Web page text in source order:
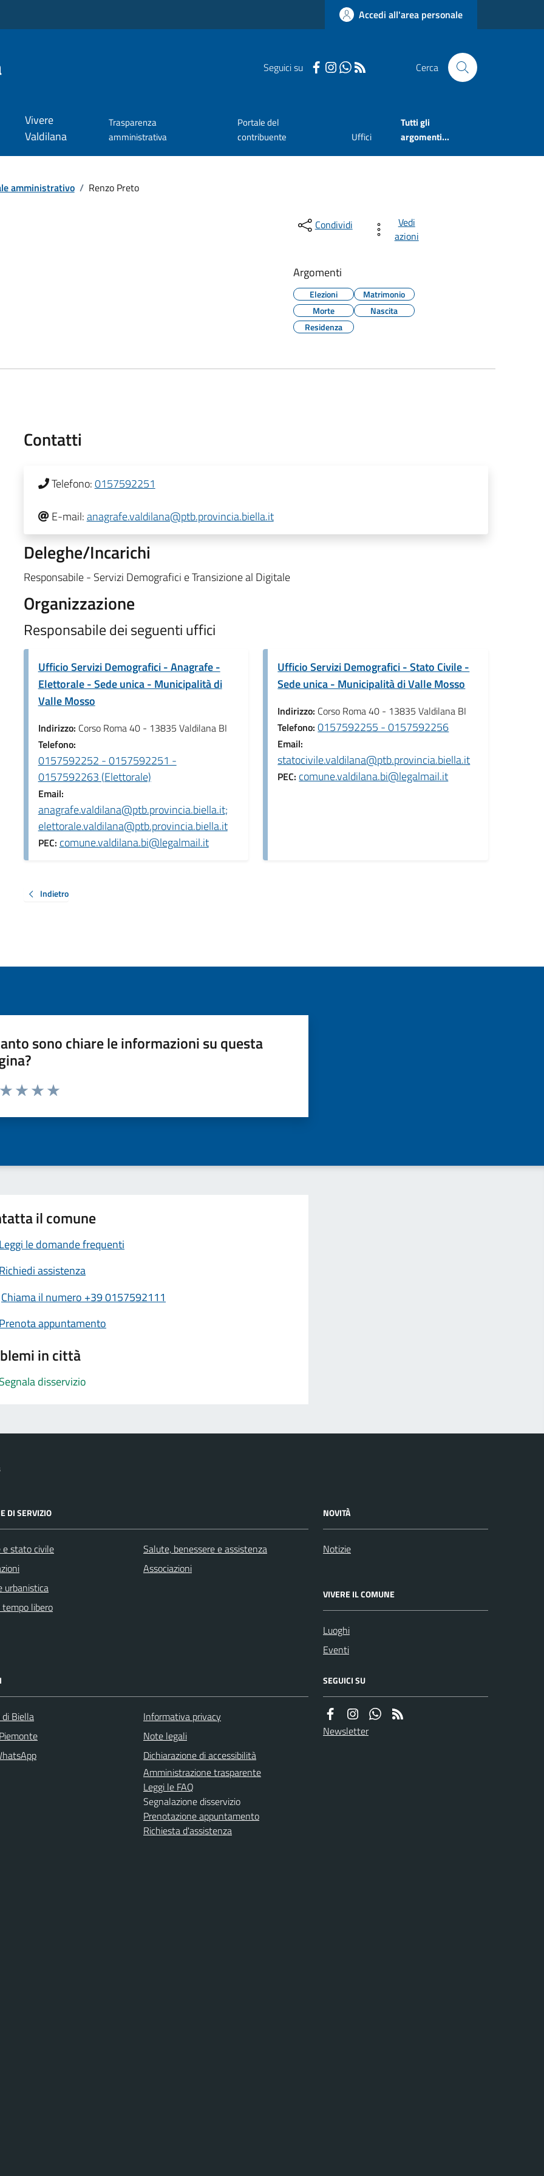
Accedi all'area personale
Seguici su Cerca
Vivere
Valdilana
Trasparenza
amministrativa
Portale del
contribuente
Uffici
Tutti gli
argomenti...
amministrativo / Renzo Preto
Condividi
Vedi
azioni
Argomenti
Elezioni
Matrimonio
Morte
Nascita
Residenza
Contatti
Telefono:0157592251
E-mail:anagrafe.valdilana@ptb.provincia.biella.it
Deleghe/Incarichi
Responsabile - Servizi Demografici e Transizione al Digitale
Organizzazione
Responsabile dei seguenti uffici
Ufficio Servizi Demografici - Anagrafe -
Elettorale - Sede unica - Municipalità di
Valle Mosso
Indirizzo: Corso Roma 40 - 13835 Valdilana BI
Telefono:
0157592252 - 0157592251 -
0157592263 (Elettorale)
Email:
anagrafe.valdilana@ptb.provincia.biella.it;
elettorale.valdilana@ptb.provincia.biella.it
PEC: comune.valdilana.bi@legalmail.it
Ufficio Servizi Demografici - Stato Civile -
Sede unica - Municipalità di Valle Mosso
Indirizzo: Corso Roma 40 - 13835 Valdilana BI
Telefono:0157592255 - 0157592256
Email:
statocivile.valdilana@ptb.provincia.biella.it
PEC: comune.valdilana.bi@legalmail.it
Indietro
sono chiare le informazioni su questa
da 1 a 5 stelle la pagina
il comune
Leggi le domande frequenti
Richiedi assistenza
Chiama il numero +39 0157592111
Prenota appuntamento
in città
Segnala disservizio
DI SERVIZIO
e stato civile
urbanistica
libero
Salute, benessere e assistenza
Associazioni
NOVITÀ
Notizie
VIVERE IL COMUNE
Luoghi
Eventi
Biella
Informativa privacy
Note legali
Dichiarazione di accessibilità
Amministrazione trasparente
Leggi le FAQ
Segnalazione disservizio
Prenotazione appuntamento
Richiesta d'assistenza
SEGUICI SU
Newsletter